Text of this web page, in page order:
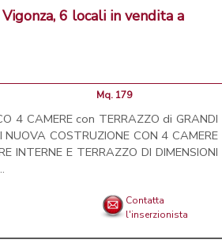
6 locali in vendita a
Mq. 179
4 CAMERE con TERRAZZO di GRANDI
COSTRUZIONE CON 4 CAMERE
INTERNE E TERRAZZO DI DIMENSIONI
Contatta
l'inserzionista